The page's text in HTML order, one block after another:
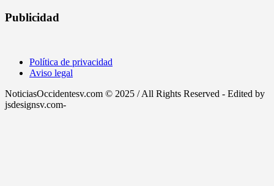
Publicidad
Política de privacidad
Aviso legal
NoticiasOccidentesv.com © 2025 / All Rights Reserved - Edited by
jsdesignsv.com-